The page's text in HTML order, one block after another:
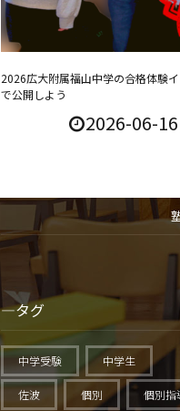
2026広大附属福山中学の合格体験
で公開しよう
2026-06-
タグ
中学受験 中学生
佐波 個別 個別指